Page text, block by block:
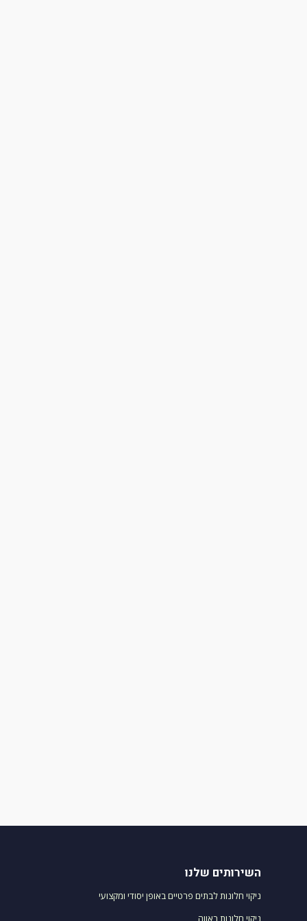
השירותים שלנו
ניקוי חלונות לבתים פרטיים באופן יסודי ומקצועי
ניקוי חלונות ראווה